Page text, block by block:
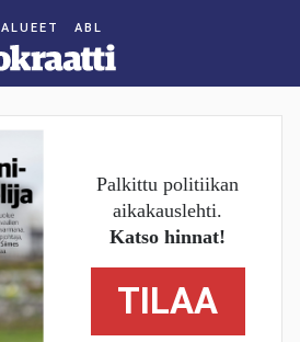
ALUEET
Palkittu politiikan
aikakauslehti.
Katso hinnat!
TILAA